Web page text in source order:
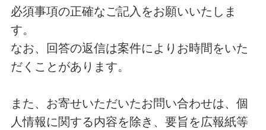
必須事項の正確なご記入をお願いいたしま
す。
なお、回答の返信は案件によりお時間をいた
だくことがあります。
また、お寄せいただいたお問い合わせは、個
人情報に関する内容を除き、要旨を広報紙等